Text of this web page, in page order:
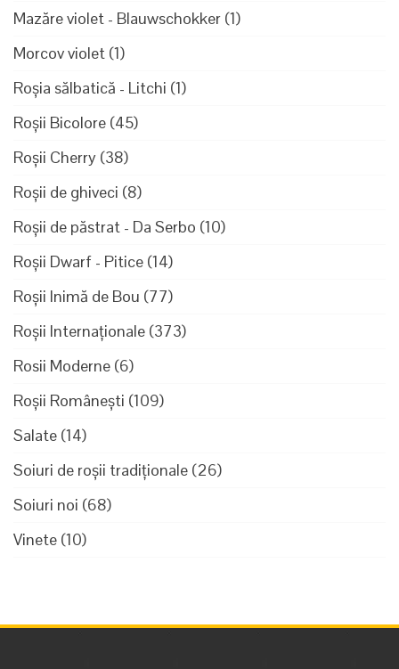
Mazăre violet - Blauwschokker (1)
Morcov violet (1)
Roșia sălbatică - Litchi (1)
Roșii Bicolore (45)
Roșii Cherry (38)
Roșii de ghiveci (8)
Roșii de păstrat - Da Serbo (10)
Roșii Dwarf - Pitice (14)
Roșii Inimă de Bou (77)
Roșii Internaționale (373)
Rosii Moderne (6)
Roșii Românești (109)
Salate (14)
Soiuri de roșii tradiționale (26)
Soiuri noi (68)
Vinete (10)